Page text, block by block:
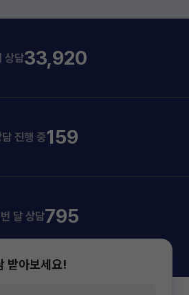
상담33,920
진행 중159
달 상담795
받아보세요!